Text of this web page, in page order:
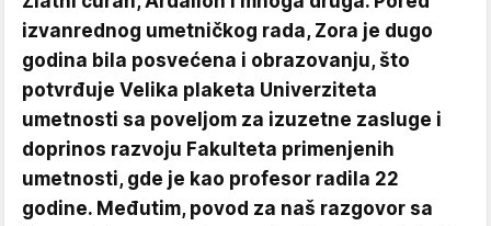
izvanrednog umetničkog rada, Zora je dugo
godina bila posvećena i obrazovanju, što
potvrđuje Velika plaketa Univerziteta
umetnosti sa poveljom za izuzetne zasluge i
doprinos razvoju Fakulteta primenjenih
umetnosti, gde je kao profesor radila 22
godine. Međutim, povod za naš razgovor sa